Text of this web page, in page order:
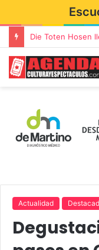
Actualidad